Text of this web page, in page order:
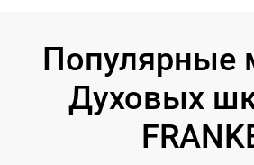
Популярные
Духовых